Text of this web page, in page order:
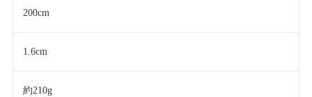
200cm
1.6cm
約210g